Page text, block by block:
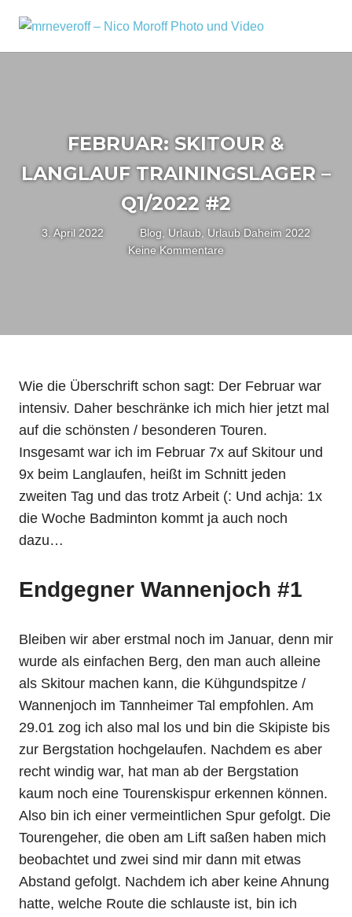
Inhalt
PHOTO
UND
mich,
FEBRUAR: SKITOUR &
LANGLAUF TRAININGSLAGER –
Q1/2022 #2
3. April 2022 Nico
Blog, Urlaub, Urlaub Daheim 2022
Keine Kommentare
Wie die Überschrift schon sagt: Der Februar war
intensiv. Daher beschränke ich mich hier jetzt mal
auf die schönsten / besonderen Touren.
Insgesamt war ich im Februar 7x auf Skitour und
9x beim Langlaufen, heißt im Schnitt jeden
zweiten Tag und das trotz Arbeit (: Und achja: 1x
die Woche Badminton kommt ja auch noch
dazu…
Endgegner Wannenjoch #1
Bleiben wir aber erstmal noch im Januar, denn mir
wurde als einfachen Berg, den man auch alleine
als Skitour machen kann, die Kühgundspitze /
Wannenjoch im Tannheimer Tal empfohlen. Am
29.01 zog ich also mal los und bin die Skipiste bis
zur Bergstation hochgelaufen. Nachdem es aber
recht windig war, hat man ab der Bergstation
kaum noch eine Tourenskispur erkennen können.
Also bin ich einer vermeintlichen Spur gefolgt. Die
Tourengeher, die oben am Lift saßen haben mich
beobachtet und zwei sind mir dann mit etwas
Abstand gefolgt. Nachdem ich aber keine Ahnung
hatte, welche Route die schlauste ist, bin ich